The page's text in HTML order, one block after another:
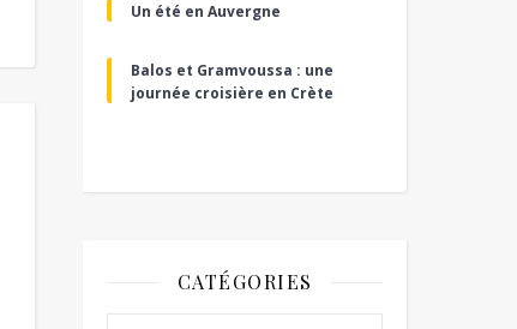
Un été en Auvergne
Balos et Gramvoussa : une
journée croisière en Crète
CATÉGORIES